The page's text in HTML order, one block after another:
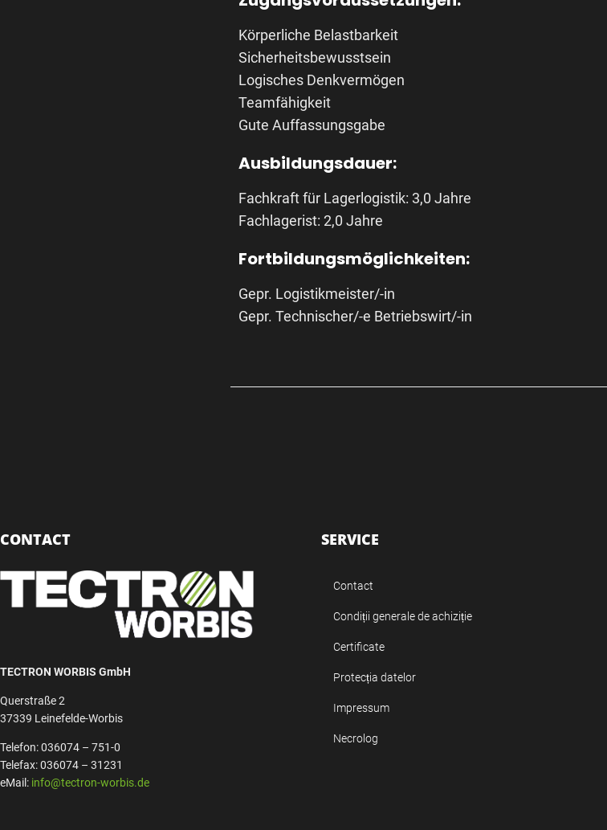
Körperliche Belastbarkeit
Sicherheitsbewusstsein
Logisches Denkvermögen
Teamfähigkeit
Gute Auffassungsgabe
Ausbildungsdauer:
Fachkraft für Lagerlogistik: 3,0 Jahre
Fachlagerist: 2,0 Jahre
Fortbildungsmöglichkeiten:
Gepr. Logistikmeister/-in
Gepr. Technischer/-e Betriebswirt/-in
CONTACT
TECTRON WORBIS GmbH
Querstraße 2
37339 Leinefelde-Worbis
Telefon: 036074 – 751-0
Telefax: 036074 – 31231
eMail: info@tectron-worbis.de
SERVICE
Contact
Condiții generale de achiziție
Certificate
Protecția datelor
Impressum
Necrolog